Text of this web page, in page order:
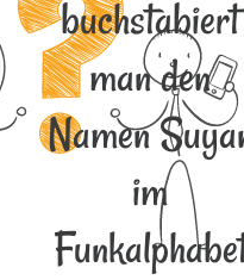
buchstabiert
man den
Namen
im